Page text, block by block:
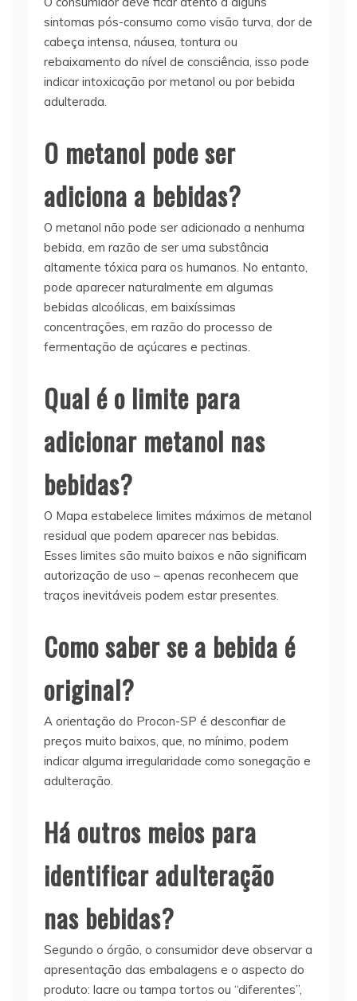
sintomas pós-consumo como visão turva, dor de
cabeça intensa, náusea, tontura ou
rebaixamento do nível de consciência, isso pode
indicar intoxicação por metanol ou por bebida
adulterada.
O metanol pode ser
adiciona a bebidas?
O metanol não pode ser adicionado a nenhuma
bebida, em razão de ser uma substância
altamente tóxica para os humanos. No entanto,
pode aparecer naturalmente em algumas
bebidas alcoólicas, em baixíssimas
concentrações, em razão do processo de
fermentação de açúcares e pectinas.
Qual é o limite para
adicionar metanol nas
bebidas?
O Mapa estabelece limites máximos de metanol
residual que podem aparecer nas bebidas.
Esses limites são muito baixos e não significam
autorização de uso – apenas reconhecem que
traços inevitáveis podem estar presentes.
Como saber se a bebida é
original?
A orientação do Procon-SP é desconfiar de
preços muito baixos, que, no mínimo, podem
indicar alguma irregularidade como sonegação e
adulteração.
Há outros meios para
identificar adulteração
nas bebidas?
Segundo o órgão, o consumidor deve observar a
apresentação das embalagens e o aspecto do
produto: lacre ou tampa tortos ou “diferentes”,